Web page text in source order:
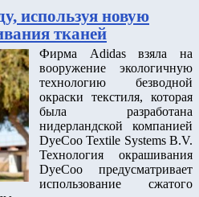
используя новую
тканей
Фирма Adidas взяла на
вооружение экологичную
технологию безводной
окраски текстиля, которая
была разработана
нидерландской компанией
DyeCoo Textile Systems B.V.
Технология окрашивания
DyeCoo предусматривает
использование сжатого